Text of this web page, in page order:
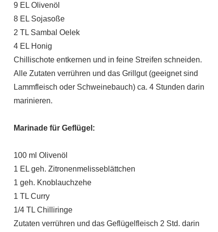
9 EL Olivenöl
8 EL Sojasoße
2 TL Sambal Oelek
4 EL Honig
Chillischote entkernen und in feine Streifen schneiden.
Alle Zutaten verrühren und das Grillgut (geeignet sind
Lammfleisch oder Schweinebauch) ca. 4 Stunden darin
marinieren.
Marinade für Geflügel:
100 ml Olivenöl
1 EL geh. Zitronenmelisseblättchen
1 geh. Knoblauchzehe
1 TL Curry
1/4 TL Chilliringe
Zutaten verrühren und das Geflügelfleisch 2 Std. darin